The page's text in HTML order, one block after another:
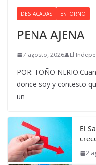
DESTACADAS ENTORNO
PENA AJENA
7 agosto, 2026 El
POR: TOÑO
donde soy y contesto
un
El
2